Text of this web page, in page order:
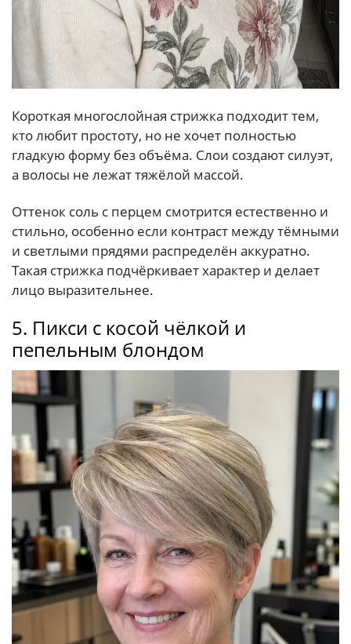
Короткая многослойная стрижка подходит тем,
кто любит простоту, но не хочет полностью
гладкую форму без объёма. Слои создают силуэт,
а волосы не лежат тяжёлой массой.
Оттенок соль с перцем смотрится естественно и
стильно, особенно если контраст между тёмными
и светлыми прядями распределён аккуратно.
Такая стрижка подчёркивает характер и делает
лицо выразительнее.
5. Пикси с косой чёлкой и
пепельным блондом